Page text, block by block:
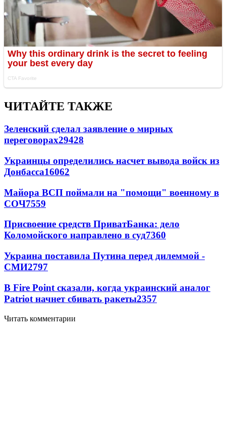
ЧИТАЙТЕ ТАКЖЕ
Зеленский сделал заявление о мирных
переговорах29428
Украинцы определились насчет вывода войск из
Донбасса16062
Майора ВСП поймали на "помощи" военному в
СОЧ7559
Присвоение средств ПриватБанка: дело
Коломойского направлено в суд7360
Украина поставила Путина перед дилеммой -
СМИ2797
В Fire Point сказали, когда украинский аналог
Patriot начнет сбивать ракеты2357
Читать комментарии